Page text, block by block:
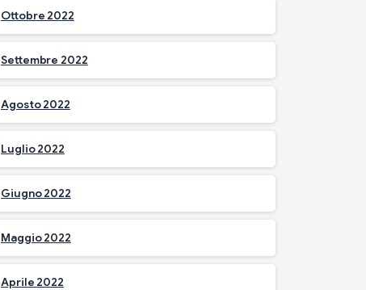
Ottobre 2022
Settembre 2022
Agosto 2022
Luglio 2022
Giugno 2022
Maggio 2022
Aprile 2022